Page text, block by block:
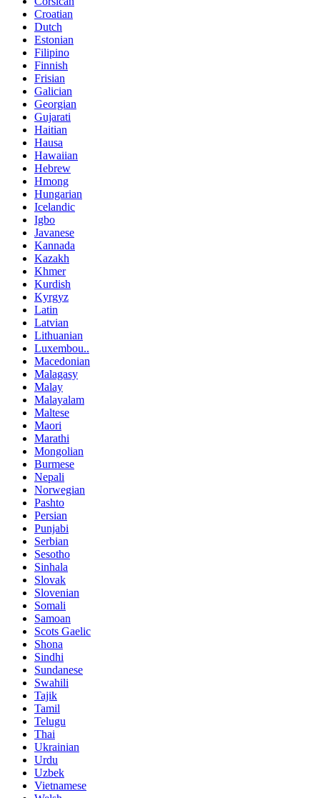
Croatian
Dutch
Estonian
Filipino
Finnish
Frisian
Galician
Georgian
Gujarati
Haitian
Hausa
Hawaiian
Hebrew
Hmong
Hungarian
Icelandic
Igbo
Javanese
Kannada
Kazakh
Khmer
Kurdish
Kyrgyz
Latin
Latvian
Lithuanian
Luxembou..
Macedonian
Malagasy
Malay
Malayalam
Maltese
Maori
Marathi
Mongolian
Burmese
Nepali
Norwegian
Pashto
Persian
Punjabi
Serbian
Sesotho
Sinhala
Slovak
Slovenian
Somali
Samoan
Scots Gaelic
Shona
Sindhi
Sundanese
Swahili
Tajik
Tamil
Telugu
Thai
Ukrainian
Urdu
Uzbek
Vietnamese